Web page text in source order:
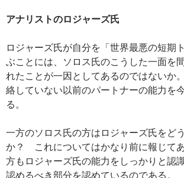
アナリストのロジャーズ氏
ロジャーズ氏が自分を「世界最悪の短期
ぶことには、ソロス氏のこうした一面を
れたことが一因としてあるのではないか
絡していない以前のパートナーの能力を
る。
一方のソロス氏の方はロジャーズ氏をど
か？ これについてはかなり前に報じて
方もロジャーズ氏の能力をしっかりと認
認めるべき部分を認めているのである。